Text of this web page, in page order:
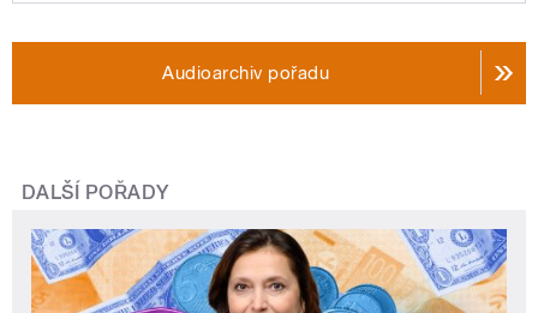
Audioarchiv pořadu
DALŠÍ POŘADY